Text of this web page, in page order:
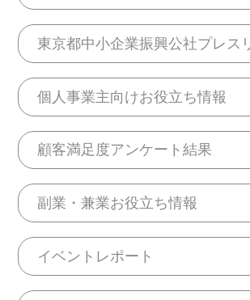
東京都中小企業振興公社プレス
個人事業主向けお役立ち情報
顧客満足度アンケート結果
副業・兼業お役立ち情報
イベントレポート